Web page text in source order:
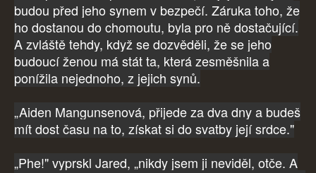
budou před jeho synem v bezpečí. Záruka toho, že
ho dostanou do chomoutu, byla pro ně dostačující.
A zvláště tehdy, když se dozvěděli, že se jeho
budoucí ženou má stát ta, která zesměšnila a
ponížila nejednoho, z jejich synů.
„Aiden Mangunsenová, přijede za dva dny a budeš
mít dost času na to, získat si do svatby její srdce."
„Phe!" vyprskl Jared, „nikdy jsem ji neviděl, otče. A